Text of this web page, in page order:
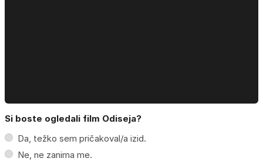
Si boste ogledali film Odiseja?
Da, težko sem pričakoval/a izid.
Ne, ne zanima me.